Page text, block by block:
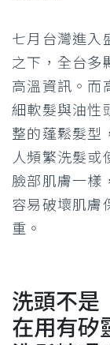
七月台灣進入
之下，全台多
高溫資訊。而
細軟髮與油性
整的蓬鬆髮型
人頻繁洗髮或
臉部肌膚一樣
容易破壞肌膚
重。
洗頭不是
在用有矽